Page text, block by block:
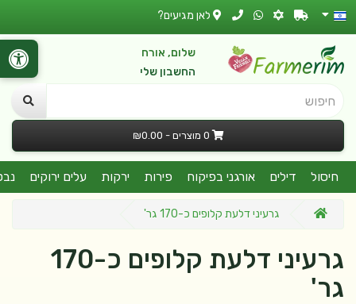
לאן מגיעים?
שלום, אורח
החשבון שלי
חיפוש
0 מוצרים - ₪0.00
חיסול דילים אורגני בפיקוח פירות ירקות עלים ירוקים
גרעיני דלעת קלופים כ-170 גר'
גרעיני דלעת קלופים כ-170
גר'